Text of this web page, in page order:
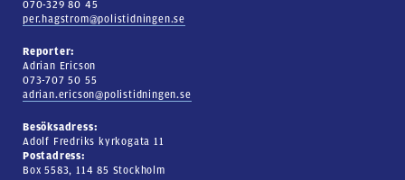
070-329 80 45
per.hagstrom@polistidningen.se
Reporter:
Adrian Ericson
073-707 50 55
adrian.ericson@polistidningen.se
Besöksadress:
Adolf Fredriks kyrkogata 11
Postadress:
Box 5583, 114 85 Stockholm